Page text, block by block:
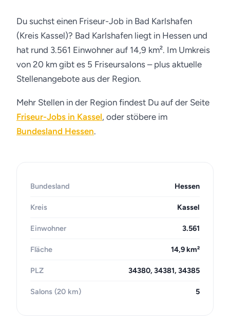
Du suchst einen Friseur-Job in Bad Karlshafen
(Kreis Kassel)? Bad Karlshafen liegt in Hessen und
hat rund 3.561 Einwohner auf 14,9 km². Im Umkreis
von 20 km gibt es 5 Friseursalons – plus aktuelle
Stellenangebote aus der Region.
Mehr Stellen in der Region findest Du auf der Seite
Friseur-Jobs in Kassel, oder stöbere im
Bundesland Hessen.
Bundesland Hessen
Kreis Kassel
Einwohner 3.561
Fläche 14,9 km²
PLZ 34380, 34381, 34385
Salons (20 km) 5